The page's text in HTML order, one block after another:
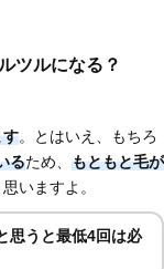
ツルになる？
す。とはいえ、もちろ
るため、 もともと毛が
思いますよ。
思うと最低4回は必